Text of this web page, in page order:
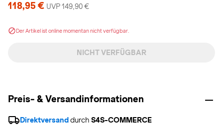
118,95 € UVP 149,90 €
Der Artikel ist online momentan nicht verfügbar.
NICHT VERFÜGBAR
Preis- & Versandinformationen
Direktversand durch S4S-COMMERCE